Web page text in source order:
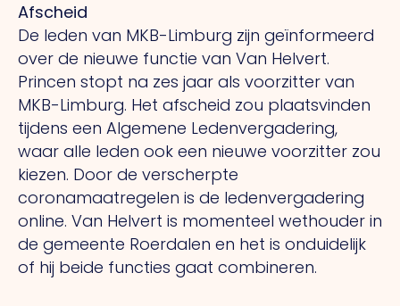
Afscheid
De leden van MKB-Limburg zijn geïnformeerd
over de nieuwe functie van Van Helvert.
Princen stopt na zes jaar als voorzitter van
MKB-Limburg. Het afscheid zou plaatsvinden
tijdens een Algemene Ledenvergadering,
waar alle leden ook een nieuwe voorzitter zou
kiezen. Door de verscherpte
coronamaatregelen is de ledenvergadering
online. Van Helvert is momenteel wethouder in
de gemeente Roerdalen en het is onduidelijk
of hij beide functies gaat combineren.